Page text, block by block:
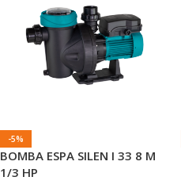
-5%
BOMBA ESPA SILEN I 33 8 M
1/3 HP